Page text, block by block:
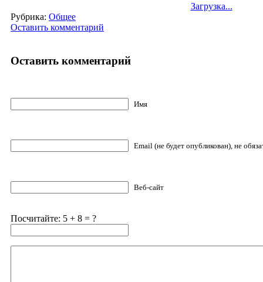
Загрузка...
Рубрика: Общее
Оставить комментарий
Оставить комментарий
Имя
Email (не будет опубликован), не
Веб-сайт
Посчитайте: 5 + 8 = ?